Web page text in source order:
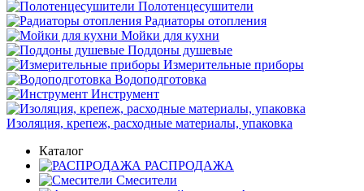
Полотенцесушители
Радиаторы отопления
Мойки для кухни
Поддоны душевые
Измерительные приборы
Водоподготовка
Инструмент
Изоляция, крепеж, расходные материалы, упаковка
Каталог
РАСПРОДАЖА
Смесители